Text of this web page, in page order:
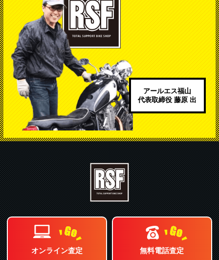
アールエス福山
代表取締役 藤原 出
オンライン査定 無料電話査定